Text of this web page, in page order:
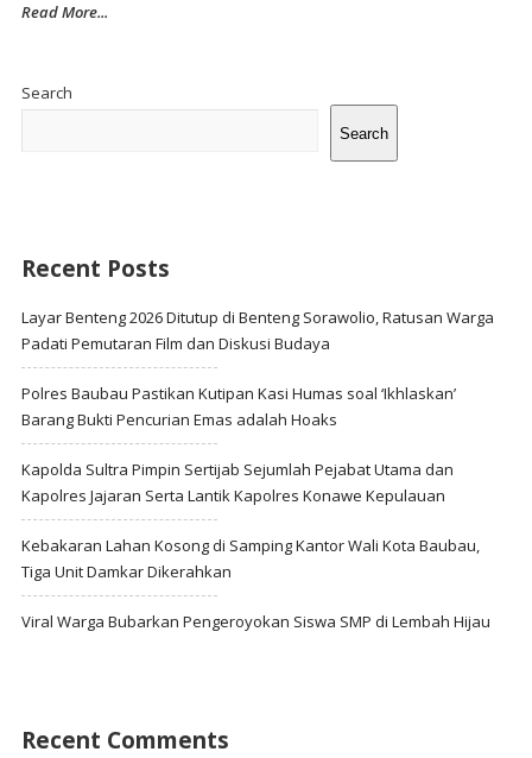
Read More...
Search
Search
Recent Posts
Layar Benteng 2026 Ditutup di Benteng Sorawolio, Ratusan Warga
Padati Pemutaran Film dan Diskusi Budaya
Polres Baubau Pastikan Kutipan Kasi Humas soal ‘Ikhlaskan’
Barang Bukti Pencurian Emas adalah Hoaks
Kapolda Sultra Pimpin Sertijab Sejumlah Pejabat Utama dan
Kapolres Jajaran Serta Lantik Kapolres Konawe Kepulauan
Kebakaran Lahan Kosong di Samping Kantor Wali Kota Baubau,
Tiga Unit Damkar Dikerahkan
Viral Warga Bubarkan Pengeroyokan Siswa SMP di Lembah Hijau
Recent Comments